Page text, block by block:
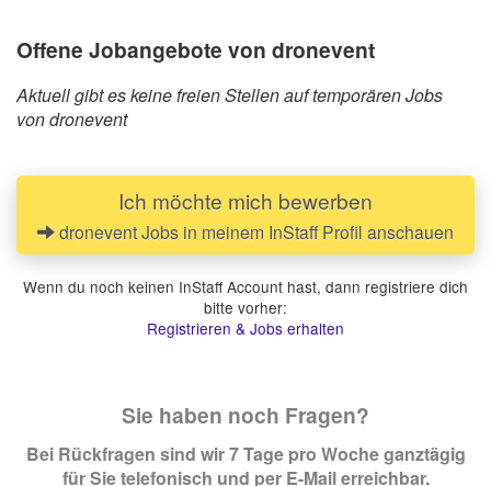
Offene Jobangebote von dronevent
Aktuell gibt es keine freien Stellen auf temporären Jobs
von dronevent
Ich möchte mich bewerben
dronevent Jobs in meinem InStaff Profil anschauen
Wenn du noch keinen InStaff Account hast, dann registriere dich
bitte vorher:
Registrieren & Jobs erhalten
Sie haben noch Fragen?
Bei Rückfragen sind wir 7 Tage pro Woche ganztägig
für Sie telefonisch und per E-Mail erreichbar.